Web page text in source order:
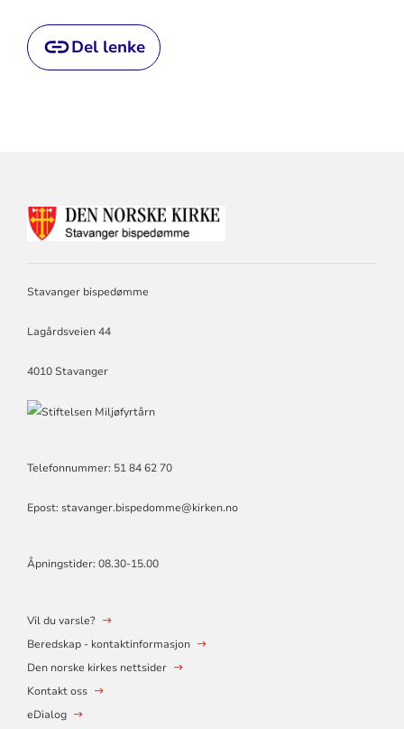
Del lenke
Stavanger bispedømme
Lagårdsveien 44
4010 Stavanger
Telefonnummer: 51 84 62 70
Epost: stavanger.bispedomme@kirken.no
Åpningstider: 08.30-15.00
Vil du varsle?
Beredskap - kontaktinformasjon
Den norske kirkes nettsider
Kontakt oss
eDialog